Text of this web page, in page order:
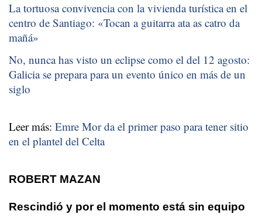
La tortuosa convivencia con la vivienda turística en el
centro de Santiago: «Tocan a guitarra ata as catro da
mañá»
No, nunca has visto un eclipse como el del 12 agosto:
Galicia se prepara para un evento único en más de un
siglo
Leer más: Emre Mor da el primer paso para tener sitio
en el plantel del Celta
ROBERT MAZAN
Rescindió y por el momento está sin equipo